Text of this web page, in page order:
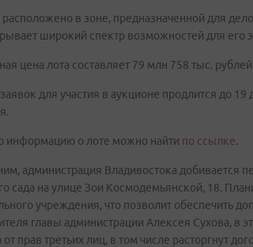
расположено в зоне, предназначенной для
широкий спектр возможностей для его
цена лота составляет 79 млн 758 тыс. рублей.
для участия в аукционе продлится до
информацию о лоте можно найти по ссылке.
администрация Владивостока добивается
сада на улице Зои Космодемьянской, 18.
учреждения, что позволит обеспечить
главы администрации Алексея Сухова, в
от прав третьих лиц, в том числе расторгнут